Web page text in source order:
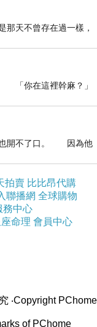
天不曾存在過一樣，
你在這裡幹麻？」
開不了口。 因為他
拍賣 比比昂代購
聯播網 全球購物
務中心
命理 會員中心
‧Copyright PChome
of PChome